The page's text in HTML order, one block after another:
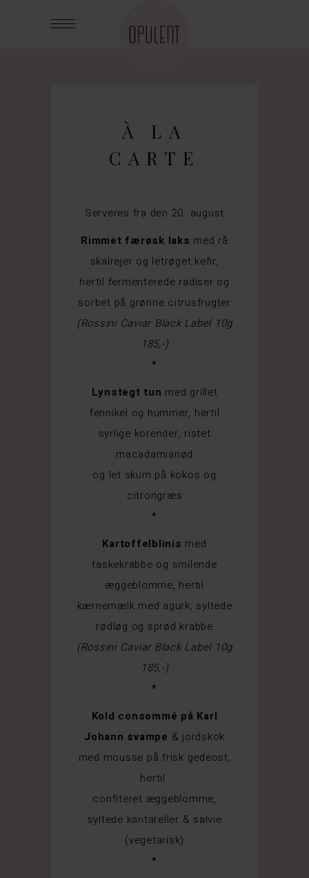
À LA
CARTE
Serveres fra den 20. august
Rimmet færøsk laks med rå
skalrejer og letrøget kefir,
hertil fermenterede radiser og
sorbet på grønne citrusfrugter
(Rossini Caviar Black Label 10g
185,-)
*
Lynstegt tun med grillet
fennikel og hummer, hertil
syrlige korender, ristet
macadamianød
og let skum på kokos og
citrongræs
*
Kartoffelblinis med
taskekrabbe og smilende
æggeblomme, hertil
kærnemælk med agurk, syltede
rødløg og sprød krabbe
(Rossini Caviar Black Label 10g
185,-)
*
Kold consommé på Karl
Johann svampe & jordskok
med mousse på frisk gedeost,
hertil
confiteret æggeblomme,
syltede kantareller & salvie
(vegetarisk)
*